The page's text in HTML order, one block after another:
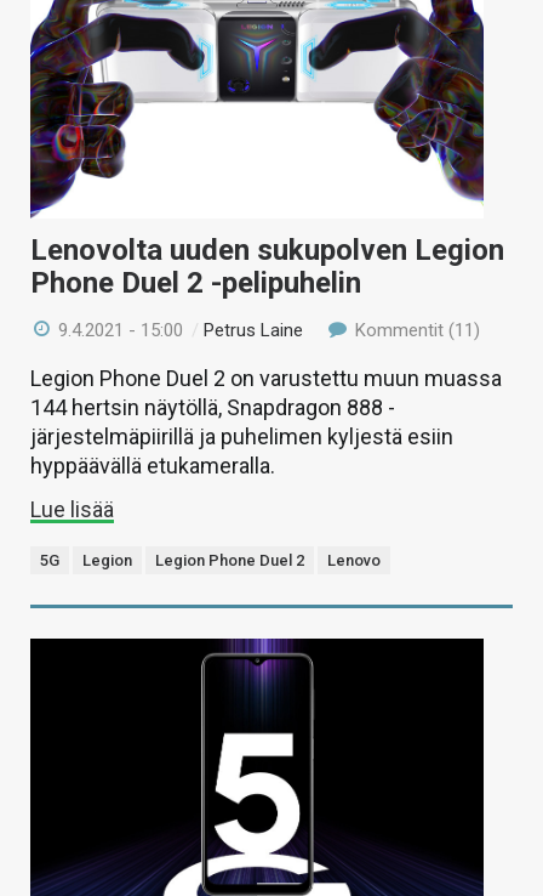
Lenovolta uuden sukupolven Legion
Phone Duel 2 -pelipuhelin
9.4.2021 - 15:00 / Petrus Laine Kommentit (11)
Legion Phone Duel 2 on varustettu muun muassa
144 hertsin näytöllä, Snapdragon 888 -
järjestelmäpiirillä ja puhelimen kyljestä esiin
hyppäävällä etukameralla.
Lue lisää
5G Legion Legion Phone Duel 2 Lenovo